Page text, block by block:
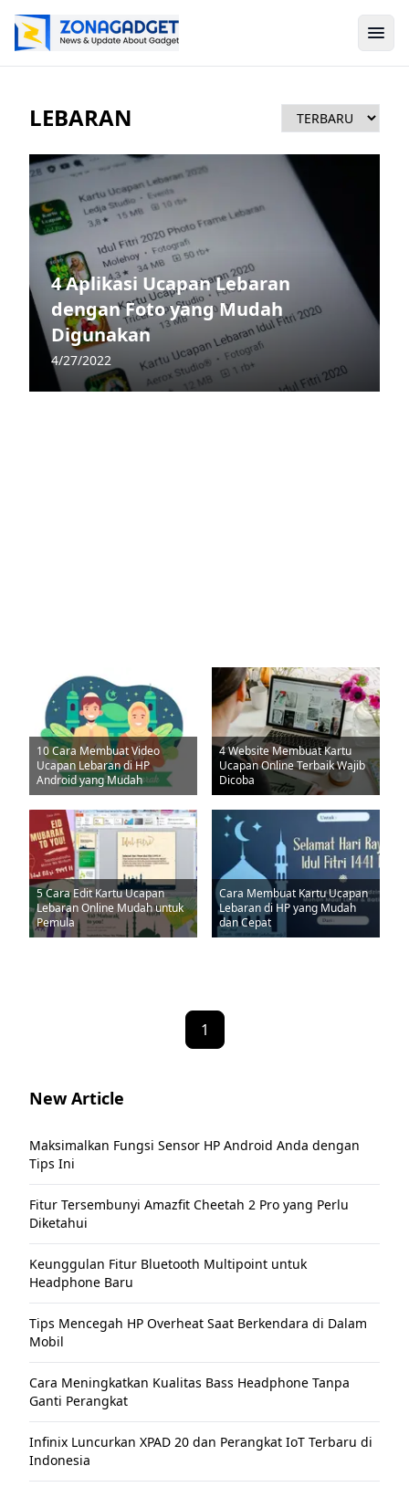
LEBARAN
4 Aplikasi Ucapan Lebaran
dengan Foto yang Mudah
Digunakan
4/27/2022
10 Cara Membuat Video
Ucapan Lebaran di HP
Android yang Mudah
4 Website Membuat Kartu
Ucapan Online Terbaik Wajib
Dicoba
5 Cara Edit Kartu Ucapan
Lebaran Online Mudah untuk
Pemula
Cara Membuat Kartu Ucapan
Lebaran di HP yang Mudah
dan Cepat
1
New Article
Maksimalkan Fungsi Sensor HP Android Anda dengan
Tips Ini
Fitur Tersembunyi Amazfit Cheetah 2 Pro yang Perlu
Diketahui
Keunggulan Fitur Bluetooth Multipoint untuk
Headphone Baru
Tips Mencegah HP Overheat Saat Berkendara di Dalam
Mobil
Cara Meningkatkan Kualitas Bass Headphone Tanpa
Ganti Perangkat
Infinix Luncurkan XPAD 20 dan Perangkat IoT Terbaru di
Indonesia